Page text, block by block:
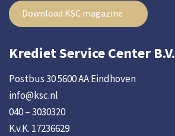
Download KSC magazine
Krediet Service Center B.V.
Postbus 30 5600 AA Eindhoven
info@ksc.nl
040 – 3030320
K.v.K. 17236629